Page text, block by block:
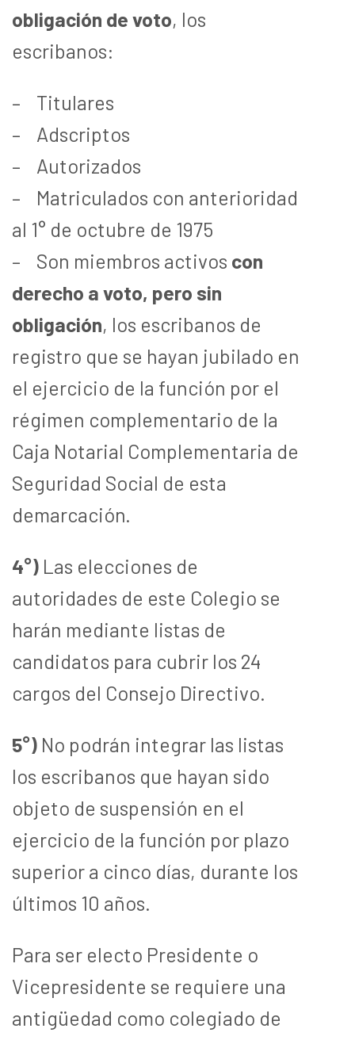
obligación de voto, los
escribanos:
–
Titulares
–
Adscriptos
–
Autorizados
–
Matriculados con anterioridad
al 1° de octubre de 1975
–
Son miembros activos con
derecho a voto, pero sin
obligación, los escribanos de
registro que se hayan jubilado en
el ejercicio de la función por el
régimen complementario de la
Caja Notarial Complementaria de
Seguridad Social de esta
demarcación.
4°) Las elecciones de
autoridades de este Colegio se
harán mediante listas de
candidatos para cubrir los 24
cargos del Consejo Directivo.
5°) No podrán integrar las listas
los escribanos que hayan sido
objeto de suspensión en el
ejercicio de la función por plazo
superior a cinco días, durante los
últimos 10 años.
Para ser electo Presidente o
Vicepresidente se requiere una
antigüedad como colegiado de